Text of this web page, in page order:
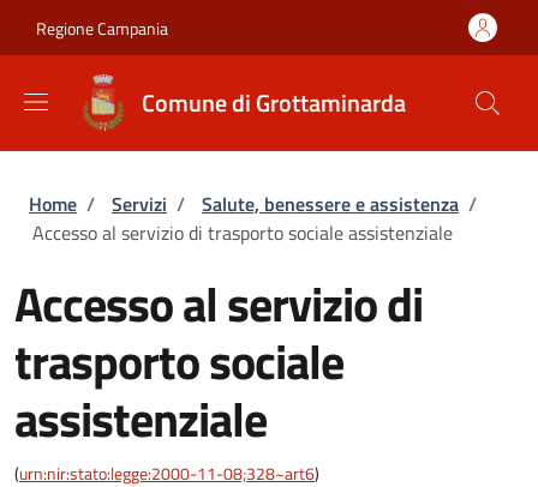
Regione Campania
Comune di Grottaminarda
Briciole di pane
Home / Servizi / Salute, benessere e assistenza /
Accesso al servizio di trasporto sociale assistenziale
Accesso al servizio di
trasporto sociale
assistenziale
(urn:nir:stato:legge:2000-11-08;328~art6)